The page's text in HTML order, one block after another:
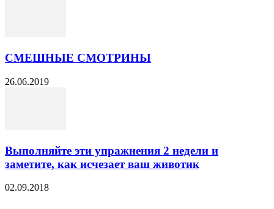
СМЕШНЫЕ СМОТРИНЫ
26.06.2019
Выполняйте эти упражнения 2 недели и
заметите, как исчезает ваш животик
02.09.2018